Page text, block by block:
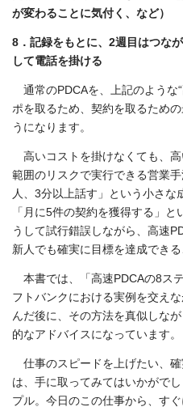
が変わることに気付く、など）
8．記録をもとに、2週目はつな
して電話を掛ける
通常のPDCAを、上記のような
ポを取るため、契約を取るため
うになります。
高いコストを掛けなくても、
範囲のリスクで実行できる営業
人、3分以上話す」という小さな
「月に5件の契約を獲得する」
うして試行錯誤しながら、高速
新人でも確実に目標を達成できる
本書では、「高速PDCAの8ス
フトバンクにおける実例を交え
んだ後に、その方法を真似しな
的なアドバイスになっています。
仕事のスピードを上げたい、
は、手に取ってみてはいかがで
プル。今日のこの仕事から、す